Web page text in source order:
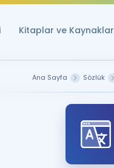
Kitaplar ve Kaynaklar
Ana Sayfa Sözlük